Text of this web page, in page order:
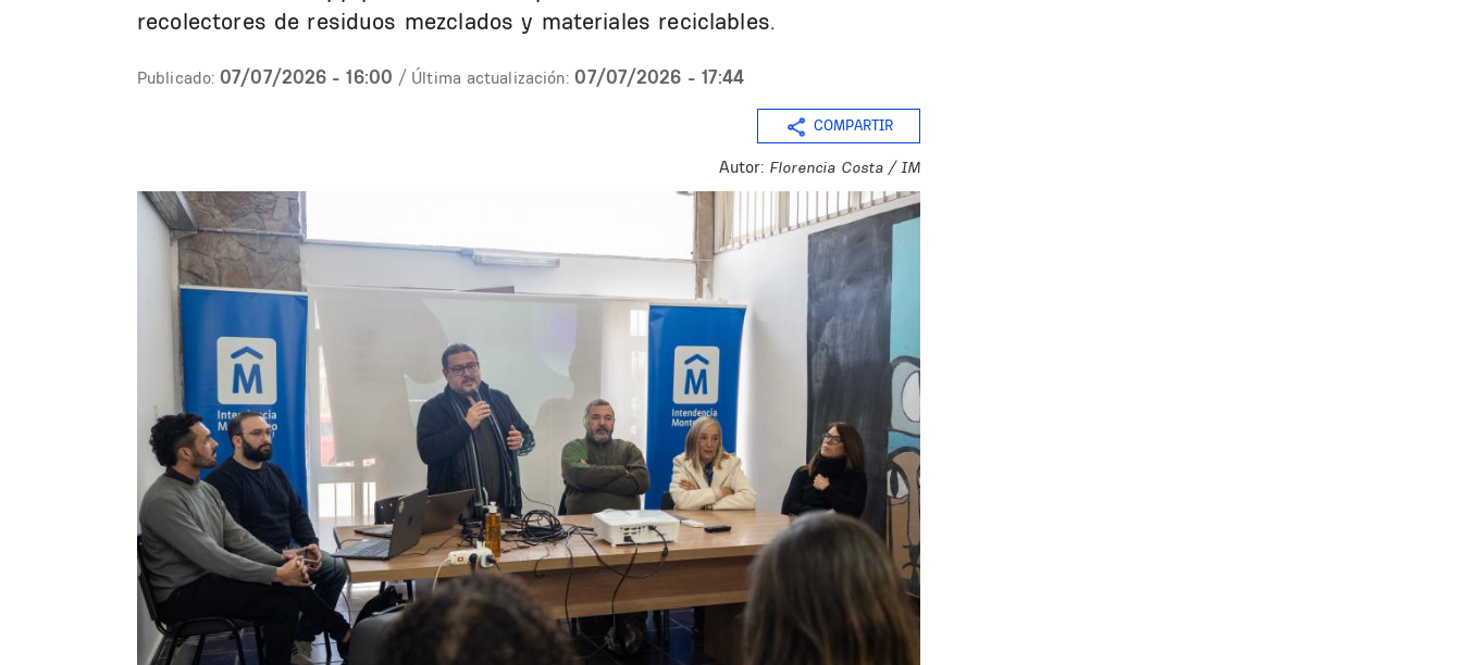
recolectores de residuos mezclados y materiales reciclables.
Publicado: 07/07/2026 - 16:00 / Última actualización: 07/07/2026 - 17:44
COMPARTIR
Autor: Florencia Costa / IM